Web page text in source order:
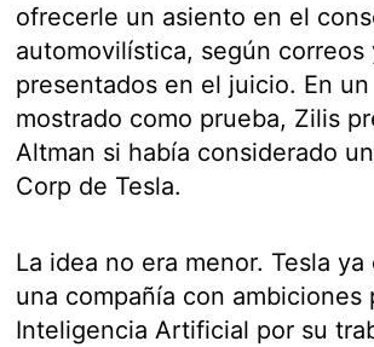
ofrecerle un asiento en el
automovilística, según
presentados en el juicio. En
mostrado como prueba, Zilis
Altman si había considerado
Corp de Tesla.
La idea no era menor. Tesla
una compañía con ambiciones
Inteligencia Artificial por su